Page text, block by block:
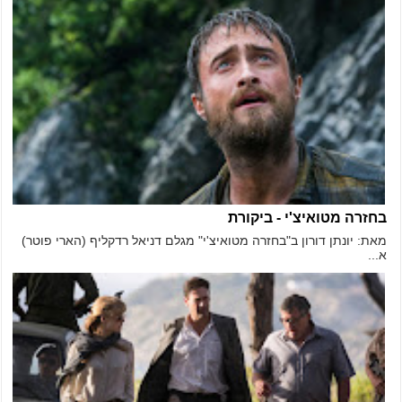
בחזרה מטואיצ'י - ביקורת
מאת: יונתן דורון ב"בחזרה מטואיצ'י" מגלם דניאל רדקליף (הארי פוטר)
א...